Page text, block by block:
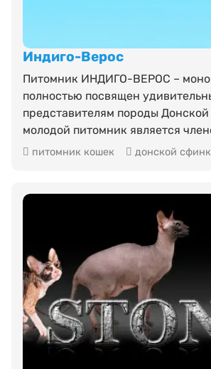
Индиго-Верос
Питомник ИНДИГО-ВЕРОС –
полностью посвящен
представителям породы
молодой питомник является
питомник кошек донской